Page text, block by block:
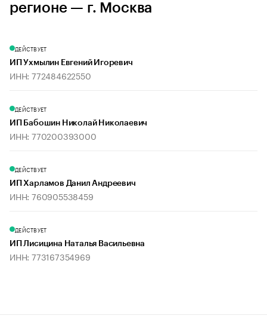
регионе — г. Москва
ДЕЙСТВУЕТ
ИП Ухмылин Евгений Игоревич
ИНН: 772484622550
ДЕЙСТВУЕТ
ИП Бабошин Николай Николаевич
ИНН: 770200393000
ДЕЙСТВУЕТ
ИП Харламов Данил Андреевич
ИНН: 760905538459
ДЕЙСТВУЕТ
ИП Лисицина Наталья Васильевна
ИНН: 773167354969